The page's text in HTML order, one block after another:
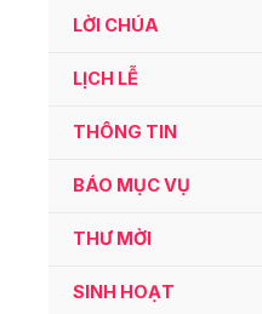
LỜI CHÚA
LỊCH LỄ
THÔNG TIN
BÁO MỤC VỤ
THƯ MỜI
SINH HOẠT